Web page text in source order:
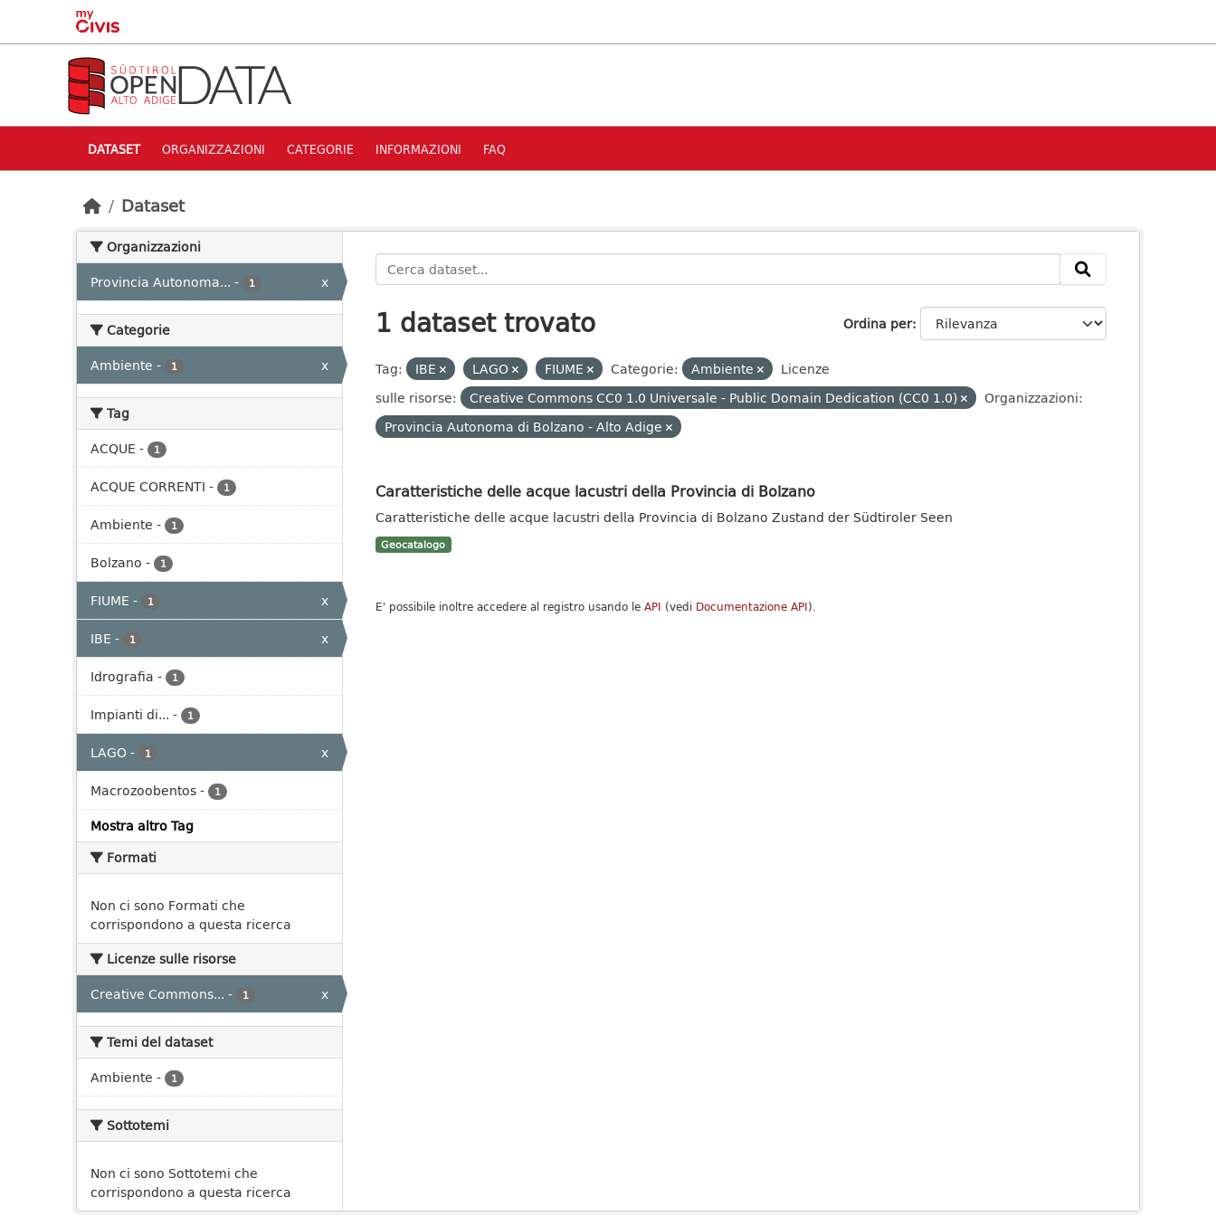
Skip to main content
DATASET ORGANIZZAZIONI CATEGORIE INFORMAZIONI FAQ
Dataset
Organizzazioni
Provincia Autonoma... - 1 x
Categorie
Ambiente - 1 x
Tag
ACQUE - 1
ACQUE CORRENTI - 1
Ambiente - 1
Bolzano - 1
FIUME - 1
x
IBE - 1
x
Idrografia - 1
Impianti di... - 1
LAGO- 1
x
Macrozoobentos- 1
Mostra altro Tag
Formati
Non ci sono Formati che
corrispondono a questa ricerca
Licenze sulle risorse
Creative Commons... - 1 x
Temi del dataset
Ambiente - 1
Sottotemi
Non ci sono Sottotemi che
corrispondono a questa ricerca
Ordina per
1 dataset trovato
Tag: IBE LAGO FIUME Categorie: Ambiente
Licenze
sulle risorse:
Creative Commons CC0 1.0 Universale - Public Domain Dedication (CC0 1.0)
Organizzazioni:
Provincia Autonoma di Bolzano - Alto Adige
Caratteristiche delle acque lacustri della Provincia di Bolzano
Caratteristiche delle acque lacustri della Provincia di Bolzano Zustand der Südtiroler Seen
Geocatalogo
E' possibile inoltre accedere al registro usando le API (vedi Documentazione API).